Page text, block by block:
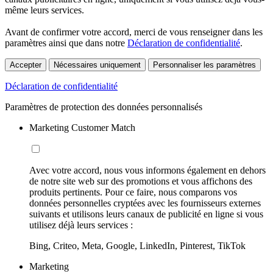
même leurs services.
Avant de confirmer votre accord, merci de vous renseigner dans les
paramètres ainsi que dans notre Déclaration de confidentialité.
Accepter Nécessaires uniquement Personnaliser les paramètres
Déclaration de confidentialité
Paramètres de protection des données personnalisés
Marketing Customer Match
Avec votre accord, nous vous informons également en dehors
de notre site web sur des promotions et vous affichons des
produits pertinents. Pour ce faire, nous comparons vos
données personnelles cryptées avec les fournisseurs externes
suivants et utilisons leurs canaux de publicité en ligne si vous
utilisez déjà leurs services :
Bing, Criteo, Meta, Google, LinkedIn, Pinterest, TikTok
Marketing